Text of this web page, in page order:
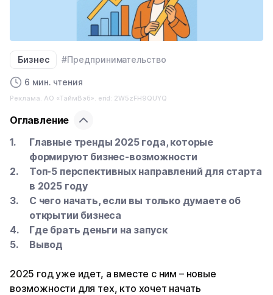
Бизнес #Предпринимательство
6 мин. чтения
Реклама. АО «ТаймВэб». erid: 2W5zFH9QUYQ
Оглавление
Главные тренды 2025 года, которые
формируют бизнес-возможности
Топ-5 перспективных направлений для старта
в 2025 году
С чего начать, если вы только думаете об
открытии бизнеса
Где брать деньги на запуск
Вывод
2025 год уже идет, а вместе с ним – новые
возможности для тех, кто хочет начать